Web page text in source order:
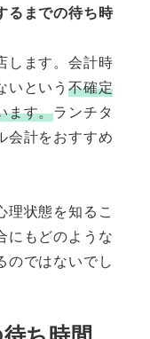
るまでの待ち時
します。会計時
いという 不確定
ます。ランチタ
会計をおすすめ
理状態を知るこ
にもどのような
のではないでし